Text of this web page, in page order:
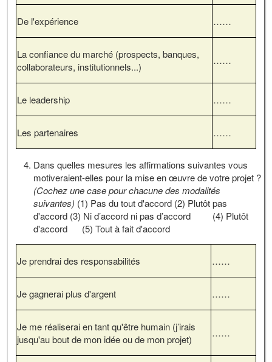
De l'expérience ……
La confiance du marché (prospects, banques,
collaborateurs, institutionnels...)
……
Le leadership ……
Les partenaires ……
Dans quelles mesures les affirmations suivantes vous
motiveraient-elles pour la mise en œuvre de votre projet ?
(Cochez une case pour chacune des modalités
suivantes) (1) Pas du tout d'accord (2) Plutôt pas
d'accord (3) Ni d’accord ni pas d’accord (4) Plutôt
d'accord (5) Tout à fait d'accord
Je prendrai des responsabilités ……
Je gagnerai plus d'argent ……
Je me réaliserai en tant qu'être humain (j’irais
jusqu'au bout de mon idée ou de mon projet)
……